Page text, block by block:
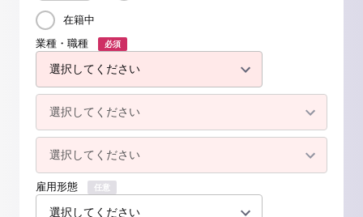
在籍中
業種・職種
必須
雇用形態 任意